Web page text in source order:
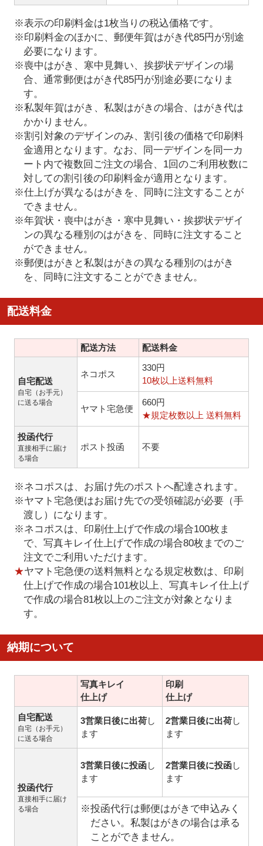
※表示の印刷料金は1枚当りの税込価格です。
※印刷料金のほかに、郵便年賀はがき代85円が別途
必要になります。
※喪中はがき、寒中見舞い、挨拶状デザインの場
合、通常郵便はがき代85円が別途必要になりま
す。
※私製年賀はがき、私製はがきの場合、はがき代は
かかりません。
※割引対象のデザインのみ、割引後の価格で印刷料
金適用となります。なお、同一デザインを同一カ
ート内で複数回ご注文の場合、1回のご利用枚数に
対しての割引後の印刷料金が適用となります。
※仕上げが異なるはがきを、同時に注文することが
できません。
※年賀状・喪中はがき・寒中見舞い・挨拶状デザイ
ンの異なる種別のはがきを、同時に注文すること
ができません。
※郵便はがきと私製はがきの異なる種別のはがき
を、同時に注文することができません。
配送料金
配送方法 配送料金
自宅配送
自宅（お手元）
に送る場合
ネコポス
330円
10枚以上送料無料
ヤマト宅急便
660円
★規定枚数以上 送料無料
投函代行
直接相手に届け
る場合
ポスト投函 不要
※ネコポスは、お届け先のポストへ配達されます。
※ヤマト宅急便はお届け先での受領確認が必要（手
渡し）になります。
※ネコポスは、印刷仕上げで作成の場合100枚ま
で、写真キレイ仕上げで作成の場合80枚までのご
注文でご利用いただけます。
★ヤマト宅急便の送料無料となる規定枚数は、印刷
仕上げで作成の場合101枚以上、写真キレイ仕上げ
で作成の場合81枚以上のご注文が対象となりま
す。
納期について
写真キレイ
仕上げ
印刷
仕上げ
自宅配送
自宅（お手元）
に送る場合
3営業日後に出荷し
ます
2営業日後に出荷し
ます
投函代行
直接相手に届け
る場合
3営業日後に投函し
ます
2営業日後に投函し
ます
※投函代行は郵便はがきで申込みく
ださい。私製はがきの場合は承る
ことができません。